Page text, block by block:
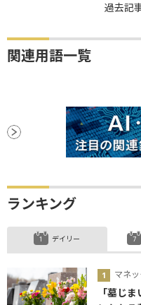
過去記
関連用語一覧
ランキング
デイリー
マネ
「墓じ